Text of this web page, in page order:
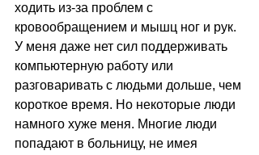
ходить из-за проблем с
кровообращением и мышц ног и рук.
У меня даже нет сил поддерживать
компьютерную работу или
разговаривать с людьми дольше, чем
короткое время. Но некоторые люди
намного хуже меня. Многие люди
попадают в больницу, не имея